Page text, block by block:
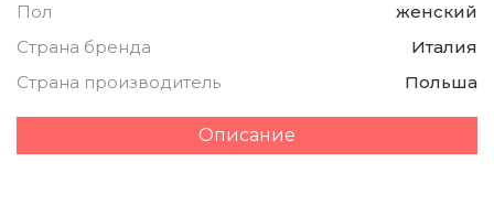
Пол
женский
Страна бренда
Италия
Страна производитель
Польша
Описание